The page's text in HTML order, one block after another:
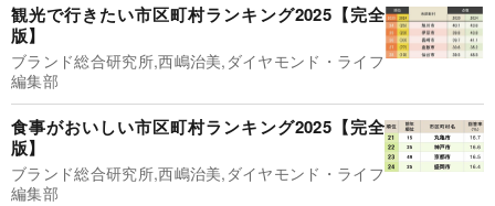
観光で行きたい市区町村ランキング2025【完全
版】
ブランド総合研究所,西嶋治美,ダイヤモンド・ライフ
編集部
食事がおいしい市区町村ランキング2025【完全
版】
ブランド総合研究所,西嶋治美,ダイヤモンド・ライフ
編集部